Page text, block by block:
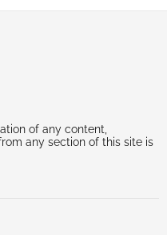
of any content,
any section of this site is